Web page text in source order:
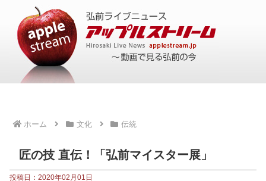
ホーム 文化 伝統
匠の技 直伝！「弘前マイスター展」
投稿日：2020年02月01日